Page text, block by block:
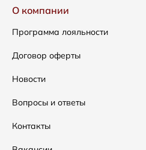
Одежда
Сумки
Аксессуары
Распродажа
Подарочные сертификаты
Доставка и оплата
Как оформить заказ
Условия возвратов
Таблица размеров
Уход за одеждой
О компании
Программа лояльности
Договор оферты
Новости
Вопросы и ответы
Контакты